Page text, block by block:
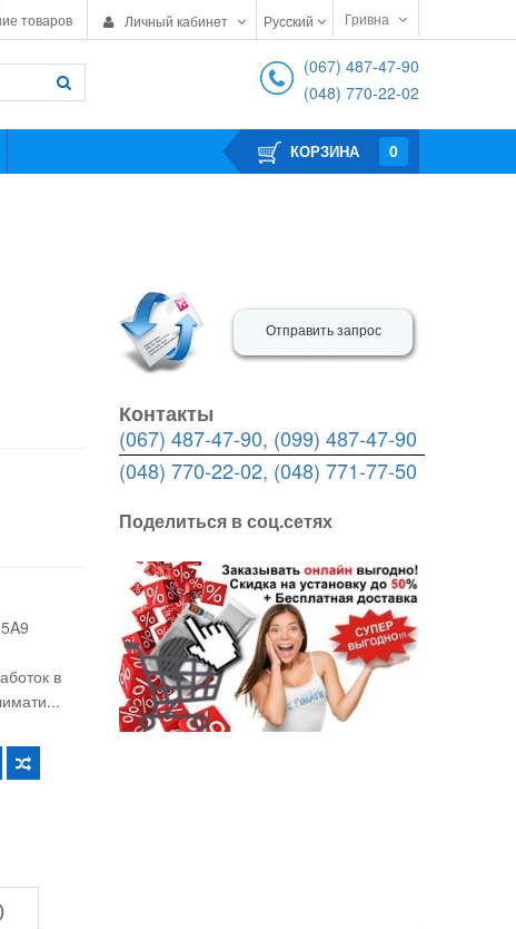
товаров Личный кабинет Гривна
Русский
(067) 487-47-90
(048) 770-22-02
КОРЗИНА
0
в
Отправить запрос
Контакты
(067) 487-47-90, (099) 487-47-90
(048) 770-22-02, (048) 771-77-50
Поделиться в соц.сетях